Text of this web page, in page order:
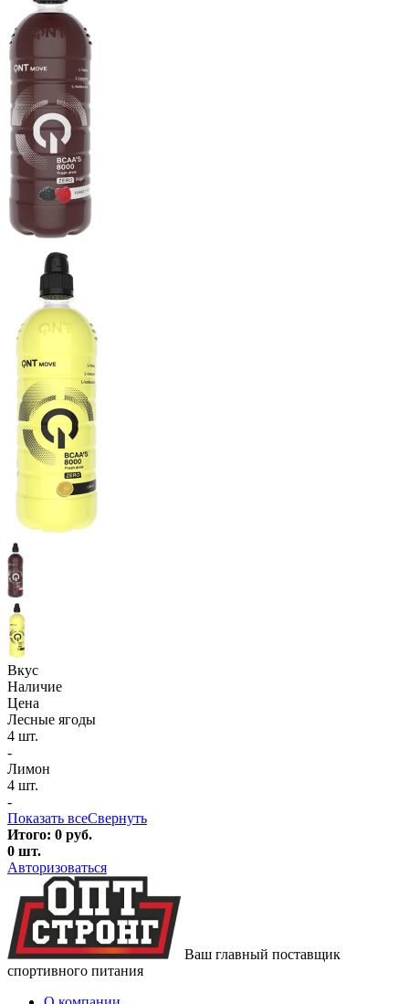
Вкус
Наличие
Цена
Лесные ягоды
4 шт.
-
Лимон
4 шт.
-
Показать всеСвернуть
Итого: 0 руб.
0 шт.
Авторизоваться
Ваш главный поставщик
спортивного питания